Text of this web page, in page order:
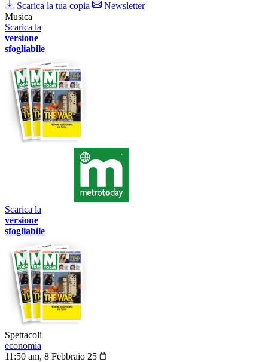
Scarica la tua copia
Newsletter
Musica
Scarica la
versione
sfogliabile
Scarica la
versione
sfogliabile
Spettacoli
economia
11:50 am, 8 Febbraio 25